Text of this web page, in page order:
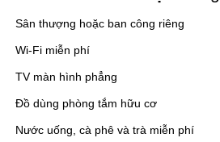
Sân thượng hoặc ban công riêng
Wi-Fi miễn phí
TV màn hình phẳng
Đồ dùng phòng tắm hữu cơ
Nước uống, cà phê và trà miễn phí